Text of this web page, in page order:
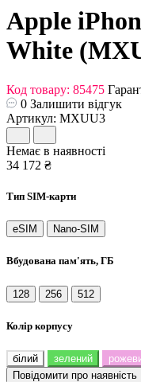
Apple
White
Код товару: 85475
0 Залишити відгук
Артикул: MXUU3
Немає в наявності
34 172 ₴
Тип SIM-карти
eSIM Nano-SIM
Вбудована пам'ять, ГБ
128 256 512
Колір корпусу
білий зелений
Повідомити про наявність